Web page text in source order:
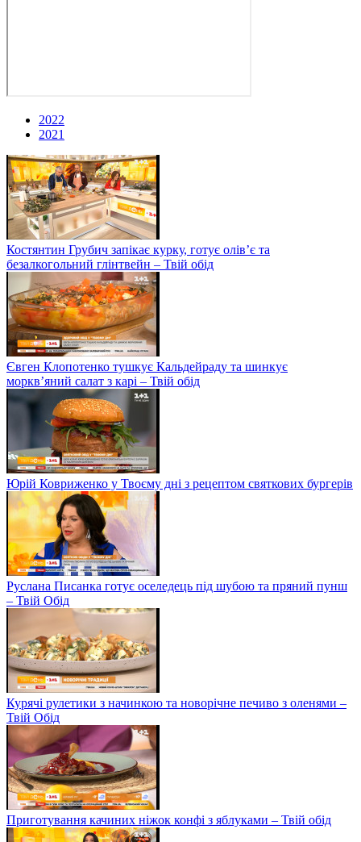
2022
2021
Костянтин Грубич запікає курку, готує олів’є та
безалкогольний глінтвейн – Твій обід
Євген Клопотенко тушкує Кальдейраду та шинкує
моркв’яний салат з карі – Твій обід
Юрій Ковриженко у Твоєму дні з рецептом святкових бургерів
Руслана Писанка готує оселедець під шубою та пряний пунш
– Твій Обід
Курячі рулетики з начинкою та новорічне печиво з оленями –
Твій Обід
Приготування качиних ніжок конфі з яблуками – Твій обід